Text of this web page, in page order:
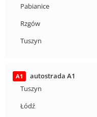
Pabianice
Rzgów
Tuszyn
A1
autostrada A1
Tuszyn
Łódź